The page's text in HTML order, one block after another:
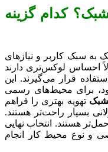
کدام گزینه
به سبک کاربر و نیازهای
احساس لوکس‌تری دارند
قرار می‌گیرند. این
برای محیط‌های رسمی
تهویه بهتری را فراهم
بسیار راحت‌تر هستند.
هستند. انتخاب نهایی
و نوع محیط کار انجام